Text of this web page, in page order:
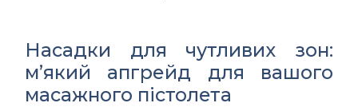
Насадки для чутливих зон:
м’який апгрейд для вашого
масажного пістолета